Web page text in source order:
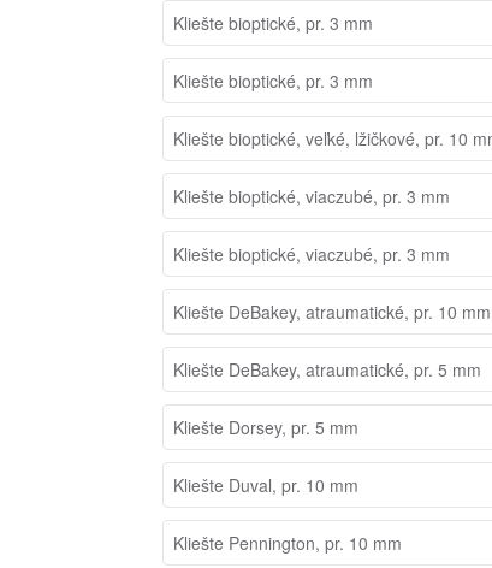
Kliešte bioptické, pr. 3 mm
Kliešte bioptické, pr. 3 mm
Kliešte bioptické, veľké, lžičkové, pr. 10
Kliešte bioptické, viaczubé, pr. 3 mm
Kliešte bioptické, viaczubé, pr. 3 mm
Kliešte DeBakey, atraumatické, pr. 10 mm
Kliešte DeBakey, atraumatické, pr. 5 mm
Kliešte Dorsey, pr. 5 mm
Kliešte Duval, pr. 10 mm
Kliešte Pennington, pr. 10 mm